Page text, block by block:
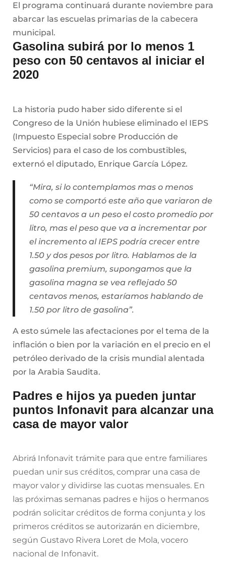
El programa continuará durante noviembre para
abarcar las escuelas primarias de la cabecera
municipal.
Gasolina subirá por lo menos 1
peso con 50 centavos al iniciar el
2020
La historia pudo haber sido diferente si el
Congreso de la Unión hubiese eliminado el IEPS
(Impuesto Especial sobre Producción de
Servicios) para el caso de los combustibles,
externó el diputado, Enrique García López.
“Mira, si lo contemplamos mas o menos
como se comportó este año que variaron de
50 centavos a un peso el costo promedio por
litro, mas el peso que va a incrementar por
el incremento al IEPS podría crecer entre
1.50 y dos pesos por litro. Hablamos de la
gasolina premium, supongamos que la
gasolina magna se vea reflejado 50
centavos menos, estaríamos hablando de
1.50 por litro de gasolina”.
A esto súmele las afectaciones por el tema de la
inflación o bien por la variación en el precio en el
petróleo derivado de la crisis mundial alentada
por la Arabia Saudita.
Padres e hijos ya pueden juntar
puntos Infonavit para alcanzar una
casa de mayor valor
Abrirá Infonavit trámite para que entre familiares
puedan unir sus créditos, comprar una casa de
mayor valor y dividirse las cuotas mensuales. En
las próximas semanas padres e hijos o hermanos
podrán solicitar créditos de forma conjunta y los
primeros créditos se autorizarán en diciembre,
según Gustavo Rivera Loret de Mola, vocero
nacional de Infonavit.